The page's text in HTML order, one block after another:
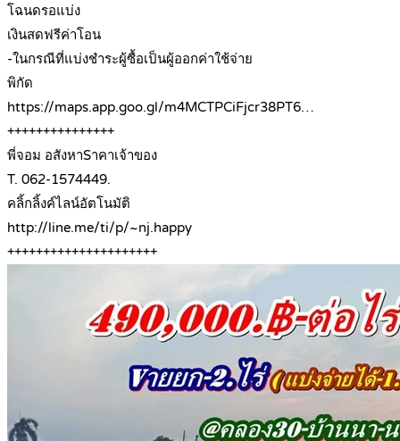
โฉนดรอแบ่ง
เงินสดฟรีค่าโอน
-ในกรณีที่แบ่งชำระผู้ซื้อเป็นผู้ออกค่าใช้จ่าย
พิกัด
https://maps.app.goo.gl/m4MCTPCiFjcr38PT6…
+++++++++++++++
พี่จอม อสังหาSาคาเจ้าของ
T. 062-1574449.
คลิ้กลิ้งค์ไลน์อัตโนมัติ
http://line.me/ti/p/~nj.happy
+++++++++++++++++++++